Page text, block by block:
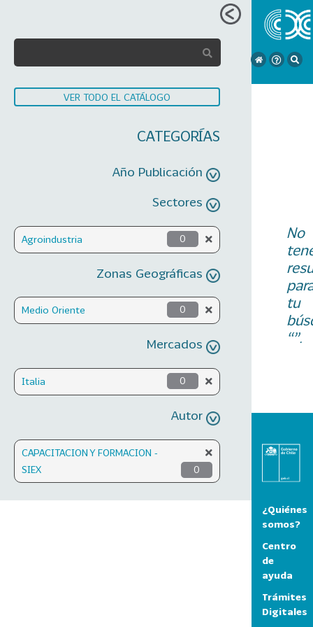
VER TODO EL CATÁLOGO
CATEGORÍAS
Año Publicación
Sectores
Agroindustria 0
Zonas Geográficas
Medio Oriente 0
Mercados
Italia 0
Autor
CAPACITACION Y FORMACION -
SIEX
0
No
tu
“”.
¿Quiénes
somos?
Centro
de
ayuda
Trámites
Digitales